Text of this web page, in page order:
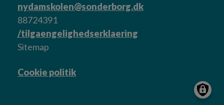
nydamskolen@sonderborg.dk
88724391
/tilgaengelighedserklaering
Sitemap
Cookie politik